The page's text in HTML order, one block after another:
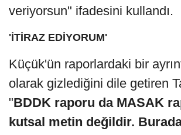
veriyorsun" ifadesini kullandı.
'İTİRAZ EDİYORUM'
Küçük'ün raporlardaki bir
olarak gizlediğini dile getiren
"BDDK raporu da MASAK
kutsal metin değildir. Burada